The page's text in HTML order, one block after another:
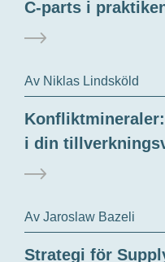
C-parts i
Av Niklas Lindsköld
i din
Av Jaroslaw Bazeli
Strategi för